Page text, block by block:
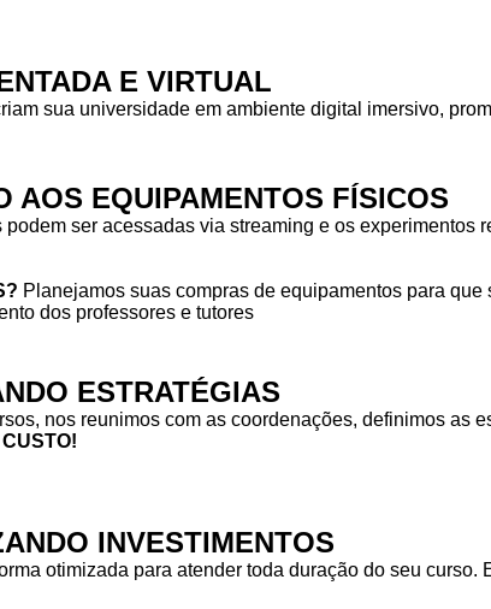
E VIRTUAL
sua universidade em ambiente digital imersivo,
AOS EQUIPAMENTOS FÍSICOS
ser acessadas via streaming e os
Planejamos suas compras de equipamentos para
dos professores e tutores
ESTRATÉGIAS
nos reunimos com as coordenações, definimos as
INVESTIMENTOS
otimizada para atender toda duração do seu